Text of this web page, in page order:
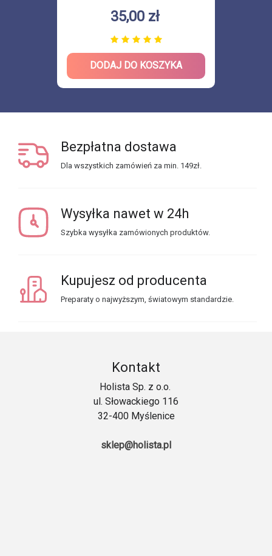
35,00 zł
DODAJ DO KOSZYKA
Bezpłatna dostawa
Dla wszystkich zamówień za min. 149zł.
Wysyłka nawet w 24h
Szybka wysyłka zamówionych produktów.
Kupujesz od producenta
Preparaty o najwyższym, światowym standardzie.
Kontakt
Holista Sp. z o.o.
ul. Słowackiego 116
32-400 Myślenice
sklep@holista.pl